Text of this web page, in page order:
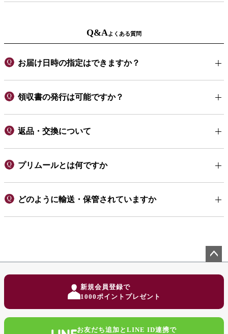
Q&Aよくある質問
お届け日時の指定はできますか？
領収書の発行は可能ですか？
返品・交換について
プリムールとは何ですか
どのように輸送・保管されていますか
新規会員登録で
1000ポイントプレゼント
お友だち追加とLINE ID連携で